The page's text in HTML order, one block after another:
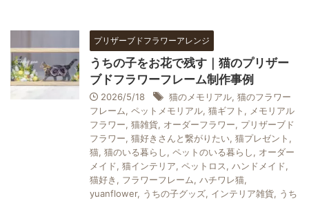
プリザーブドフラワーアレンジ
うちの子をお花で残す｜猫のプリザー
ブドフラワーフレーム制作事例
2026/5/18 猫のメモリアル, 猫のフラワー
フレーム, ペットメモリアル, 猫ギフト , メモリアル
フラワー, 猫雑貨, オーダーフラワー, プリザーブド
フラワー, 猫好きさんと繋がりたい, 猫プレゼント ,
猫, 猫のいる暮らし, ペットのいる暮らし, オーダー
メイド, 猫インテリア, ペットロス, ハンドメイド,
猫好き , フラワーフレーム, ハチワレ猫,
yuanflower, うちの子グッズ, インテリア雑貨, うち